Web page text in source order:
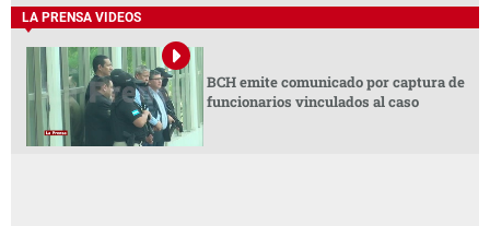
LA PRENSA VIDEOS
BCH emite comunicado por captura de
funcionarios vinculados al caso